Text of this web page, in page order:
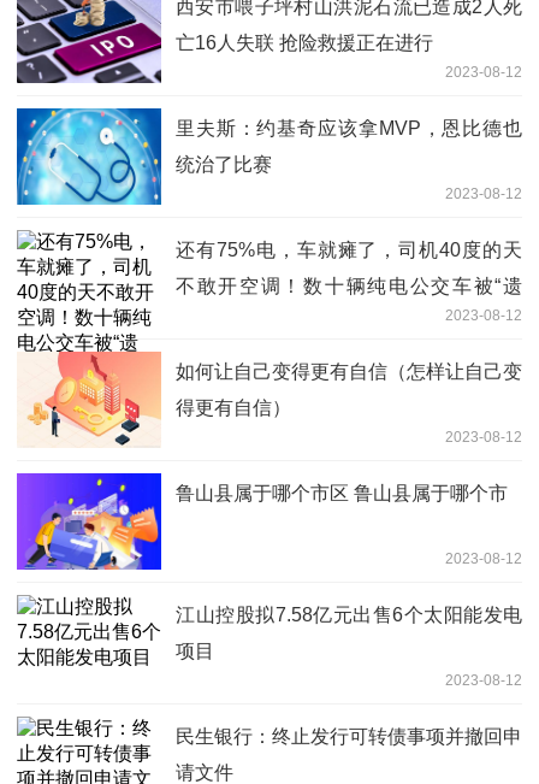
西安市喂子坪村山洪泥石流已造成2人死
亡16人失联 抢险救援正在进行
2023-08-12
里夫斯：约基奇应该拿MVP，恩比德也
统治了比赛
2023-08-12
还有75%电，车就瘫了，司机40度的天
不敢开空调！数十辆纯电公交车被“遗
2023-08-12
如何让自己变得更有自信（怎样让自己变
得更有自信）
2023-08-12
鲁山县属于哪个市区 鲁山县属于哪个市
2023-08-12
江山控股拟7.58亿元出售6个太阳能发电
项目
2023-08-12
民生银行：终止发行可转债事项并撤回申
请文件